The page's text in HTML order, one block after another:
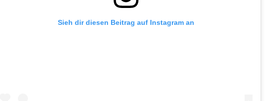
Sieh dir diesen Beitrag auf Instagram an